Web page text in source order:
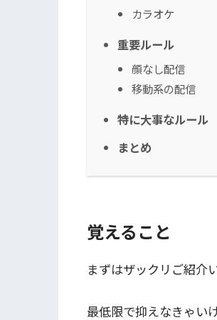
カラオケ
重要ルール
顔なし配信
移動系の配信
特に大事なルール
まとめ
覚えること
まずはザックリご紹介
最低限で抑えなきゃい